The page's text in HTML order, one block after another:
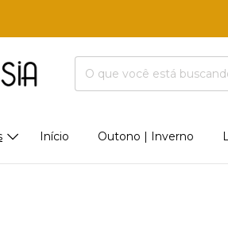
Início Outono | Inverno